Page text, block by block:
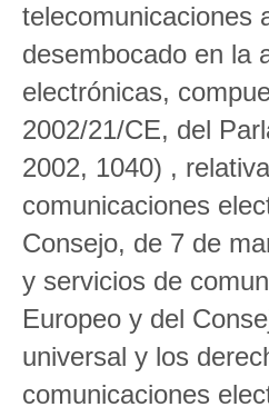
telecomunicaciones
desembocado en la
electrónicas,
2002/21/CE, del
2002, 1040) ,
comunicaciones
Consejo, de 7 de
y servicios de
Europeo y del
universal y los
comunicaciones